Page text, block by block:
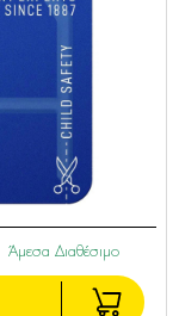
Άμεσα Διαθέσιμο